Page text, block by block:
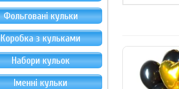
Фольговані кульки
Коробка з кульками
Набори кульок
Іменні кульки